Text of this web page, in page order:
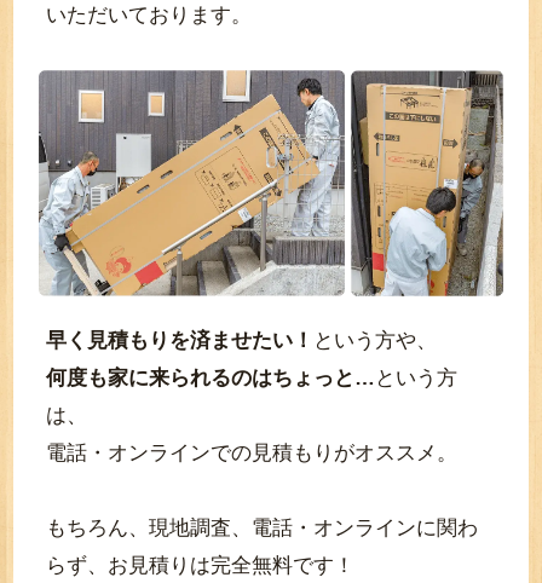
いただいております。
早く見積もりを済ませたい！ という方や、
何度も家に来られるのはちょっと… という方
は、
電話・オンラインでの見積もりがオススメ。
もちろん、現地調査、電話・オンラインに関わ
らず、お見積りは完全無料です！